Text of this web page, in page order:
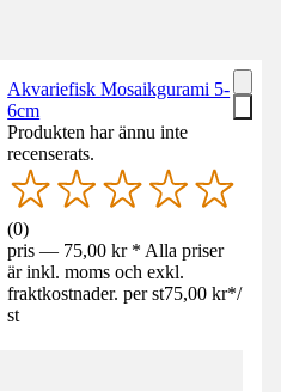
Akvariefisk Mosaikgurami 5-
6cm
Produkten har ännu inte
recenserats.
(0)
pris — 75,00 kr * Alla priser
är inkl. moms och exkl.
fraktkostnader. per st75,00 kr*/
st